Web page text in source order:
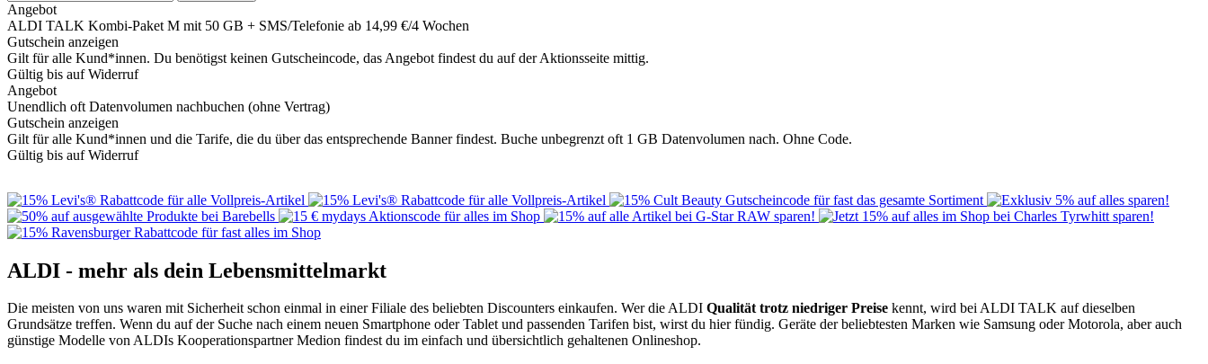
Angebot
ALDI TALK Kombi-Paket M mit 50 GB + SMS/Telefonie ab 14,99 €/4 Wochen
Gutschein anzeigen
Gilt für alle Kund*innen. Du benötigst keinen Gutscheincode, das Angebot findest du auf der Aktionsseite mittig.
Gültig bis auf Widerruf
Angebot
Unendlich oft Datenvolumen nachbuchen (ohne Vertrag)
Gutschein anzeigen
Gilt für alle Kund*innen und die Tarife, die du über das entsprechende Banner findest. Buche unbegrenzt oft 1 GB Datenvolumen nach. Ohne Code.
Gültig bis auf Widerruf
ALDI - mehr als dein Lebensmittelmarkt
Die meisten von uns waren mit Sicherheit schon einmal in einer Filiale des beliebten Discounters einkaufen. Wer die ALDI Qualität trotz niedriger Preise kennt, wird bei ALDI TALK auf dieselben
Grundsätze treffen. Wenn du auf der Suche nach einem neuen Smartphone oder Tablet und passenden Tarifen bist, wirst du hier fündig. Geräte der beliebtesten Marken wie Samsung oder Motorola, aber auch
günstige Modelle von ALDIs Kooperationspartner Medion findest du im einfach und übersichtlich gehaltenen Onlineshop.